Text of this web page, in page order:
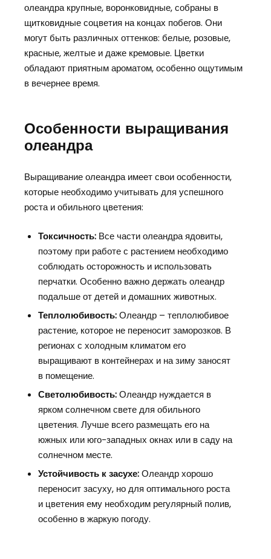
олеандра крупные, воронковидные, собраны в
щитковидные соцветия на концах побегов. Они
могут быть различных оттенков: белые, розовые,
красные, желтые и даже кремовые. Цветки
обладают приятным ароматом, особенно ощутимым
в вечернее время.
Особенности выращивания
олеандра
Выращивание олеандра имеет свои особенности,
которые необходимо учитывать для успешного
роста и обильного цветения:
Токсичность:Все части олеандра ядовиты,
поэтому при работе с растением необходимо
соблюдать осторожность и использовать
перчатки. Особенно важно держать олеандр
подальше от детей и домашних животных.
Теплолюбивость:Олеандр – теплолюбивое
растение, которое не переносит заморозков. В
регионах с холодным климатом его
выращивают в контейнерах и на зиму заносят
в помещение.
Светолюбивость:Олеандр нуждается в
ярком солнечном свете для обильного
цветения. Лучше всего размещать его на
южных или юго-западных окнах или в саду на
солнечном месте.
Устойчивость к засухе:Олеандр хорошо
переносит засуху, но для оптимального роста
и цветения ему необходим регулярный полив,
особенно в жаркую погоду.